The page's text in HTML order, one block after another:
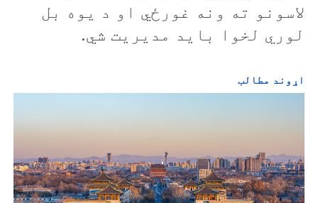
لاسونو ته ونه غورځي او د يوه بل
لوري لخوا باید مدیريت شي.
اړوند مطالب